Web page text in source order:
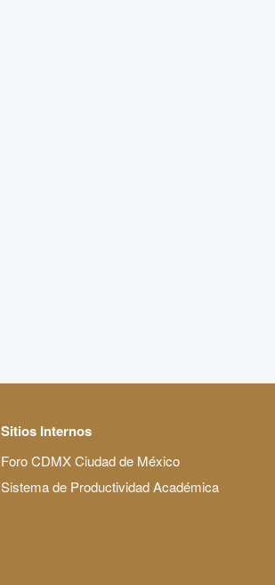
Sitios Internos
Foro CDMX Ciudad de México
Sistema de Productividad Académica